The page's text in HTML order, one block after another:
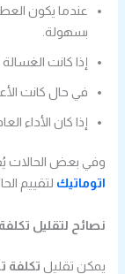
عندما يكون
بسهولة.
إذا كانت الغسالة
في حال كانت
إذا كان الأداء
وفي بعض الحالات
اتوماتيك لتقييم
نصائح لتقليل
يمكن تقليل تكلفة